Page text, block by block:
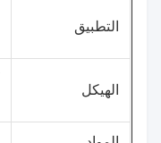
التطبيق
الهيكل